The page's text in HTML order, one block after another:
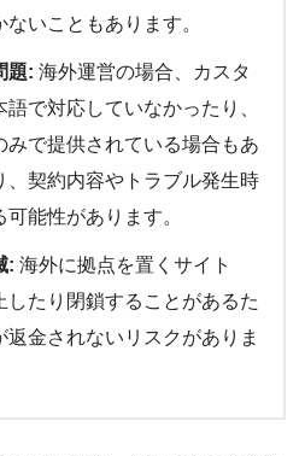
いこともあります。
題: 海外運営の場合、カスタ
で対応していなかったり、
みで提供されている場合もあ
、契約内容やトラブル発生時
能性があります。
: 海外に拠点を置くサイト
したり閉鎖することがあるた
金されないリスクがありま